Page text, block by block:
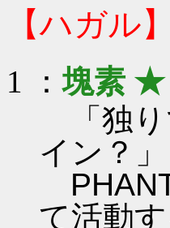
【ハガル】
1 ：塊素 ★
「独り
イン？」
て活動